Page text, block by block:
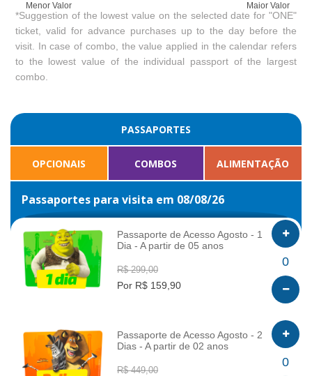
Menor Valor Maior Valor
*Suggestion of the lowest value on the selected date for "ONE"
ticket, valid for advance purchases up to the day before the
visit. In case of combo, the value applied in the calendar refers
to the lowest value of the individual passport of the largest
combo.
PASSAPORTES
OPCIONAIS COMBOS ALIMENTAÇÃO
Passaportes para visita em 08/08/26
INFO
Passaporte de Acesso Agosto - 1
Dia - A partir de 05 anos
R$ 299,00
Por R$ 159,90
0
INFO
Passaporte de Acesso Agosto - 2
Dias - A partir de 02 anos
R$ 449,00
0